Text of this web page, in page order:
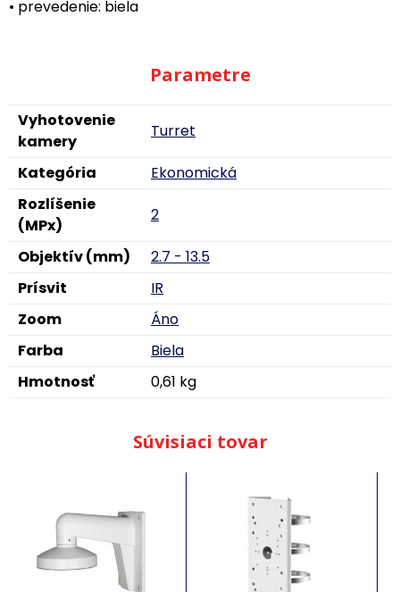
• prevedenie: biela
Parametre
Vyhotovenie
kamery
Turret
Kategória
Ekonomická
Rozlíšenie
(MPx)
2
Objektív (mm)
2.7 - 13.5
Prísvit
IR
Zoom
Áno
Farba
Biela
Hmotnosť
0,61 kg
Súvisiaci tovar